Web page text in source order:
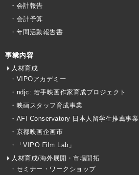
・会計報告
・会計予算
・年間活動報告書
事業内容
人材育成
・VIPOアカデミー
・ndjc: 若手映画作家育成プロジェクト
・映画スタッフ育成事業
・AFI Conservatory 日本人留学生推薦事業
・京都映画企画市
・「VIPO Film Lab」
人材育成/海外展開・市場開拓
・セミナー・ワークショップ